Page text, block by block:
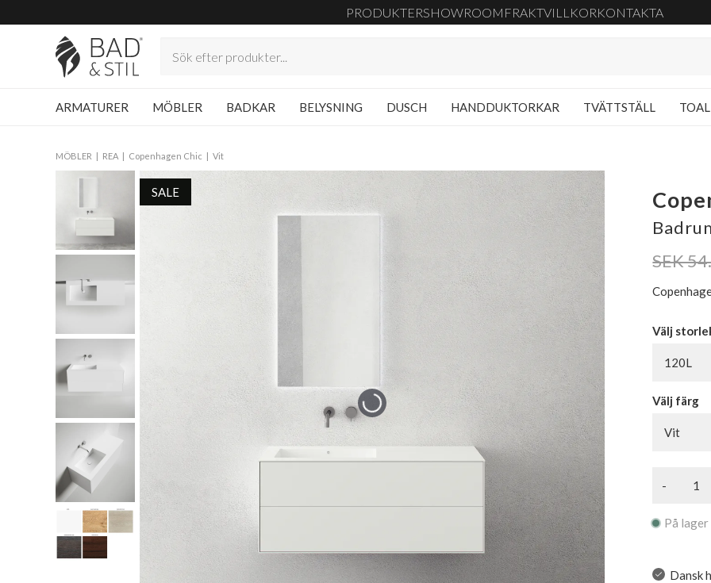
PRODUKTERSHOWROOM FRAKTVILLKORKONTAKTA
ARMATURER MÖBLER BADKAR BELYSNING DUSCH HANDDUKTORKAR TVÄTTSTÄLL
MÖBLER REA Copenhagen Chic Vit
SALE
SEK
Välj
120L
Välj färg
Vit
-
På
Dansk